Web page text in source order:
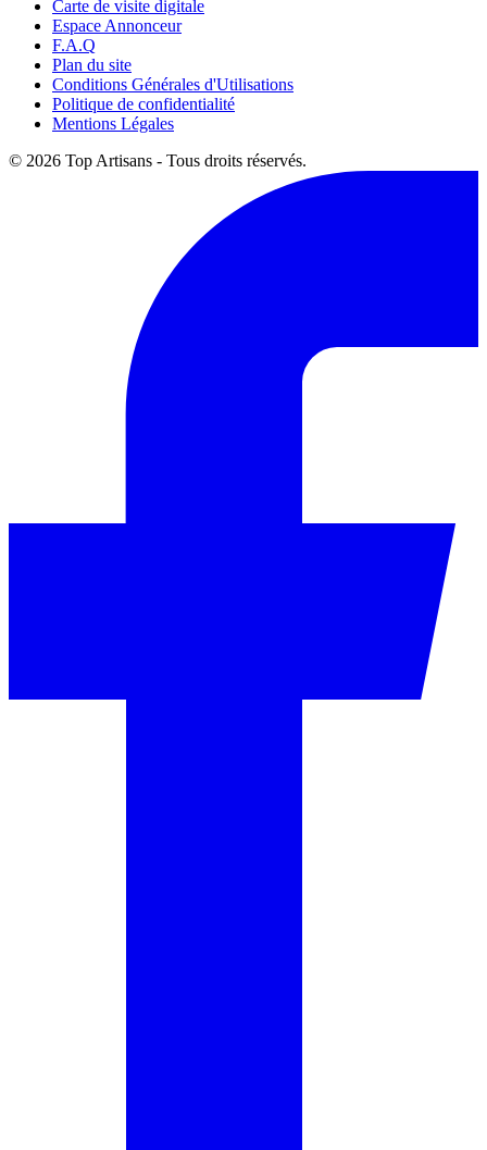
Carte de visite digitale
Espace Annonceur
F.A.Q
Plan du site
Conditions Générales d'Utilisations
Politique de confidentialité
Mentions Légales
© 2026 Top Artisans - Tous droits réservés.